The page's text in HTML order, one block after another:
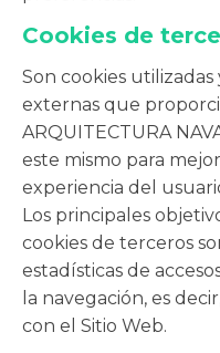
Cookies de
Son cookies
externas que
ARQUITECTURA
este mismo para
experiencia del
Los principales
cookies de terceros
estadísticas de
la navegación, es
con el Sitio Web.